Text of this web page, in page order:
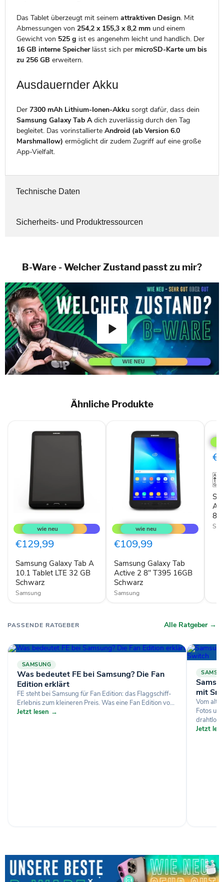
Das Tablet überzeugt mit seinem attraktiven Design. Mit
Abmessungen von 254,2 x 155,3 x 8,2 mmund einem
Gewicht von 525 g ist es angenehm leicht und handlich. Der
16 GB interne Speicherlässt sich per microSD-Karte um bis
zu 256 GB erweitern.
Ausdauernder Akku
Der 7300 mAh Lithium-Ionen-Akkusorgt dafür, dass dein
Samsung Galaxy Tab Adich zuverlässig durch den Tag
begleitet. Das vorinstallierte Android (ab Version 6.0
Marshmallow) ermöglicht dir zudem Zugriff auf eine große
App-Vielfalt.
Technische Daten
Sicherheits- und Produktressourcen
B-Ware - Welcher Zustand passt zu mir?
Ähnliche Produkte
Galaxy
Tab
A
10.1
LTE
32
GB
Schwarz
€129,99
Samsung Galaxy Tab A
10.1 Tablet LTE 32 GB
Schwarz
Samsung
Galaxy
Tab
Active
2
T395
16GB
Schwarz
€109,99
Samsung Galaxy Tab
Active 2 8" T395 16GB
Schwarz
Samsung
Tab
A11
64
GB
8,7
Zoll
PASSENDE RATGEBER Alle Ratgeber →
SAMSUNG
Was bedeutet FE bei Samsung? Die Fan
Edition erklärt
FE steht bei Samsung für Fan Edition: das Flaggschiff-
Erlebnis zum kleineren Preis. Was eine Fan Edition vo...
Jetzt lesen →
mit
Vom
Fotos
drahtlos,
Jetzt